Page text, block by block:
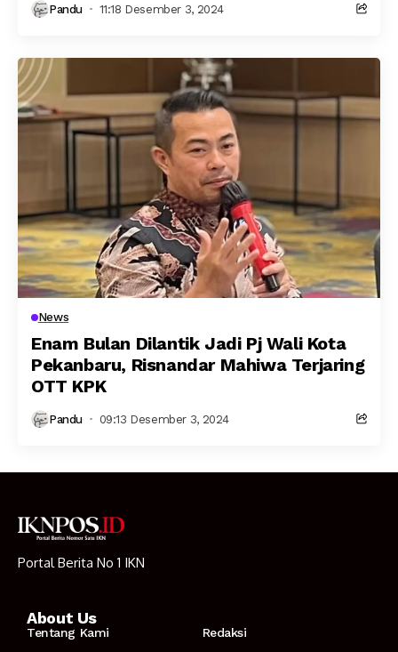
Pandu 11:18 Desember 3, 2024
News
Enam Bulan Dilantik Jadi Pj Wali Kota
Pekanbaru, Risnandar Mahiwa Terjaring
OTT KPK
Pandu 09:13 Desember 3, 2024
Portal Berita No 1 IKN
About Us
Tentang Kami
Redaksi